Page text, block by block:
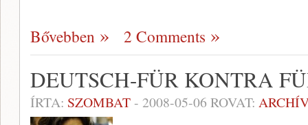
Bővebben 2 Comments
DEUTSCH-FÜR KONTRA
ÍRTA: SZOMBAT- 2008-05-06 ROVAT: